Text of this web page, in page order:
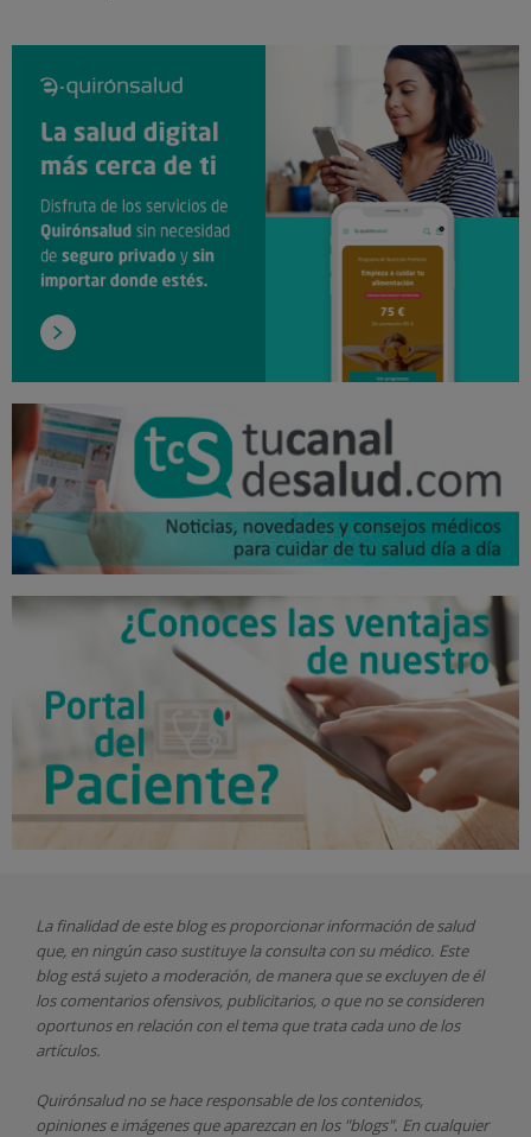
La finalidad de este blog es proporcionar información de salud
que, en ningún caso sustituye la consulta con su médico. Este
blog está sujeto a moderación, de manera que se excluyen de él
los comentarios ofensivos, publicitarios, o que no se consideren
oportunos en relación con el tema que trata cada uno de los
artículos.
Quirónsaludno se hace responsable de los contenidos,
opiniones e imágenes que aparezcan en los "blogs". En cualquier